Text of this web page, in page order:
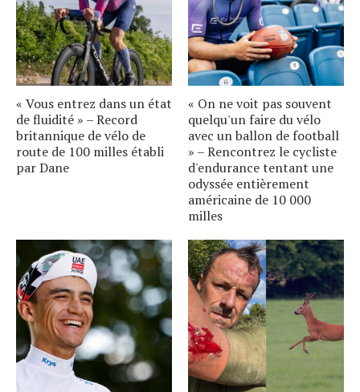
« Vous entrez dans un état
de fluidité » – Record
britannique de vélo de
route de 100 milles établi
par Dane
« On ne voit pas souvent
quelqu'un faire du vélo
avec un ballon de football
» – Rencontrez le cycliste
d'endurance tentant une
odyssée entièrement
américaine de 10 000
milles